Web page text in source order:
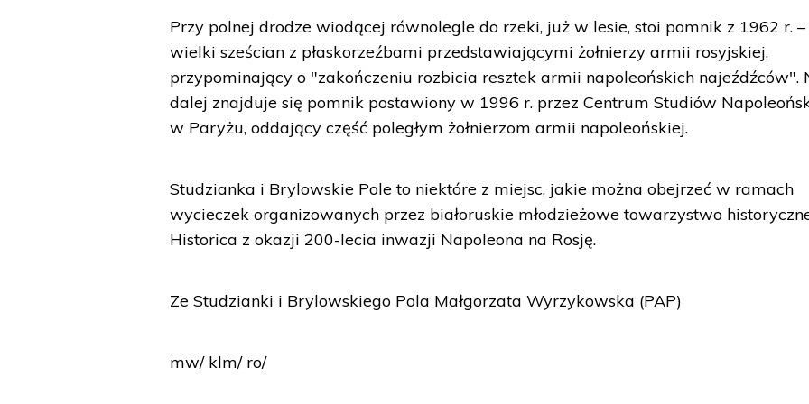
Przy polnej drodze wiodącej równolegle do rzeki, już w lesie, stoi pomnik z 1962 r. –
wielki sześcian z płaskorzeźbami przedstawiającymi żołnierzy armii rosyjskiej,
przypominający o "zakończeniu rozbicia resztek armii napoleońskich najeźdźców".
dalej znajduje się pomnik postawiony w 1996 r. przez Centrum Studiów
w Paryżu, oddający część poległym żołnierzom armii napoleońskiej.
Studzianka i Brylowskie Pole to niektóre z miejsc, jakie można obejrzeć w ramach
wycieczek organizowanych przez białoruskie młodzieżowe towarzystwo
Historica z okazji 200-lecia inwazji Napoleona na Rosję.
Ze Studzianki i Brylowskiego Pola Małgorzata Wyrzykowska (PAP)
mw/ klm/ ro/